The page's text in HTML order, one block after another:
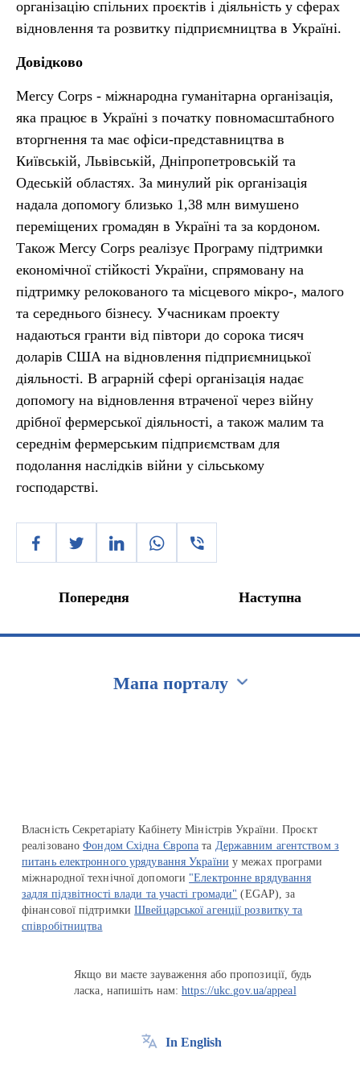
організацію спільних проєктів і діяльність у сферах
відновлення та розвитку підприємництва в Україні.
Довідково
Mercy Corps - міжнародна гуманітарна організація,
яка працює в Україні з початку повномасштабного
вторгнення та має офіси-представництва в
Київській, Львівській, Дніпропетровській та
Одеській областях. За минулий рік організація
надала допомогу близько 1,38 млн вимушено
переміщених громадян в Україні та за кордоном.
Також Mercy Corps реалізує Програму підтримки
економічної стійкості України, спрямовану на
підтримку релокованого та місцевого мікро-, малого
та середнього бізнесу. Учасникам проекту
надаються гранти від півтори до сорока тисяч
доларів США на відновлення підприємницької
діяльності. В аграрній сфері організація надає
допомогу на відновлення втраченої через війну
дрібної фермерської діяльності, а також малим та
середнім фермерським підприємствам для
подолання наслідків війни у сільському
господарстві.
Попередня Наступна
Мапа порталу
Власність Секретаріату Кабінету Міністрів України. Проєкт
реалізованоФондом Східна Європа та Державним агентством з
питань електронного урядування України у межах програми
міжнародної технічної допомоги "Електронне врядування
задля підзвітності влади та участі громади" (EGAP), за
фінансової підтримкиШвейцарської агенції розвитку та
співробітництва
Якщо ви маєте зауваження або пропозиції, будь
ласка, напишіть нам:https://ukc.gov.ua/appeal
In English